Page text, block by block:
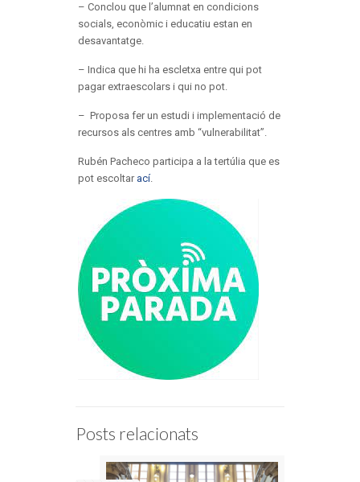
– Conclou que l’alumnat en condicions
socials, econòmic i educatiu estan en
desavantatge.
– Indica que hi ha escletxa entre qui pot
pagar extraescolars i qui no pot.
– Proposa fer un estudi i implementació de
recursos als centres amb “vulnerabilitat”.
Rubén Pacheco participa a la tertúlia que es
pot escoltar ací.
Posts relacionats